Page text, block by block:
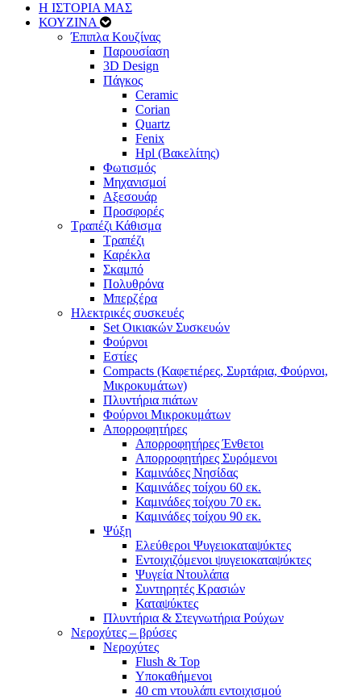
Η ΙΣΤΟΡΙΑ ΜΑΣ
ΚΟΥΖΙΝΑ
Έπιπλα Κουζίνας
Παρουσίαση
3D Design
Πάγκος
Ceramic
Corian
Quartz
Fenix
Hpl (Βακελίτης)
Φωτισμός
Μηχανισμοί
Αξεσουάρ
Προσφορές
Τραπέζι Κάθισμα
Τραπέζι
Καρέκλα
Σκαμπό
Πολυθρόνα
Μπερζέρα
Ηλεκτρικές συσκευές
Set Οικιακών Συσκευών
Φούρνοι
Εστίες
Compacts (Καφετιέρες, Συρτάρια, Φούρνοι,
Μικροκυμάτων)
Πλυντήρια πιάτων
Φούρνοι Μικροκυμάτων
Απορροφητήρες
Απορροφητήρες Ένθετοι
Απορροφητήρες Συρόμενοι
Καμινάδες Νησίδας
Καμινάδες τοίχου 60 εκ.
Καμινάδες τοίχου 70 εκ.
Καμινάδες τοίχου 90 εκ.
Ψύξη
Ελεύθεροι Ψυγειοκαταψύκτες
Εντοιχιζόμενοι ψυγειοκαταψύκτες
Ψυγεία Ντουλάπα
Συντηρητές Κρασιών
Καταψύκτες
Πλυντήρια & Στεγνωτήρια Ρούχων
Νεροχύτες – βρύσες
Νεροχύτες
Flush & Top
Υποκαθήμενοι
40 cm ντουλάπι εντοιχισμού